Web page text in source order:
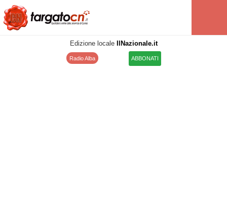
Edizione locale IlNazionale.it
Radio Alba ABBONATI